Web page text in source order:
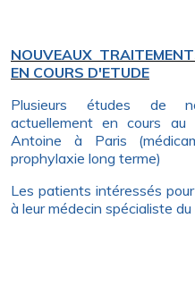
NOUVEAUX
EN COURS D'ETUDE
Plusieurs études de
actuellement en cours
Antoine à Paris
prophylaxie long terme)
Les patients intéressés
à leur médecin spécialiste du